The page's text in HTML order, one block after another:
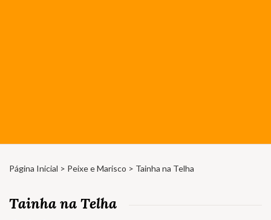
Página Inicial > Peixe e Marisco > Tainha na Telha
Tainha na Telha